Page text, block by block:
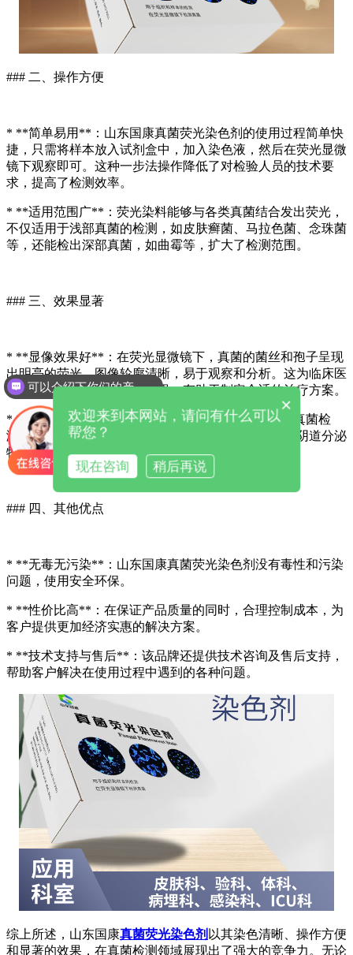
### 二、操作方便
* **简单易用**：山东国康真菌荧光染色剂的使用过程简单快
捷，只需将样本放入试剂盒中，加入染色液，然后在荧光显微
镜下观察即可。这种一步法操作降低了对检验人员的技术要
求，提高了检测效率。
* **适用范围广**：荧光染料能够与各类真菌结合发出荧光，
不仅适用于浅部真菌的检测，如皮肤癣菌、马拉色菌、念珠菌
等，还能检出深部真菌，如曲霉等，扩大了检测范围。
### 三、效果显著
* **显像效果好**：在荧光显微镜下，真菌的菌丝和孢子呈现
出明亮的荧光，图像轮廓清晰，易于观察和分析。这为临床医
生提供了直观的真菌检测结果，有助于制定合适的治疗方案。
* **多场景应用**：该染色剂广泛应用于各种样本的真菌检
测，包括但不限于皮屑、甲屑、毛发、痰液、尿液、阴道分泌
物等，满足了不同临床场景的需求。
### 四、其他优点
* **无毒无污染**：山东国康真菌荧光染色剂没有毒性和污染
问题，使用安全环保。
* **性价比高**：在保证产品质量的同时，合理控制成本，为
客户提供更加经济实惠的解决方案。
* **技术支持与售后**：该品牌还提供技术咨询及售后支持，
帮助客户解决在使用过程中遇到的各种问题。
综上所述，山东国康真菌荧光染色剂 以其染色清晰、操作方便
和显著的效果，在真菌检测领域展现出了强大的竞争力。无论
可以介绍下你们的产品么
×
欢迎来到本网站，请问有什么可以
帮您？
现在咨询 稍后再说